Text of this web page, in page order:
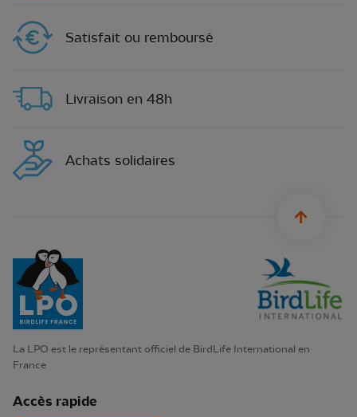
Satisfait ou remboursé
Livraison en 48h
Achats solidaires
La LPO est le représentant officiel de BirdLife International en
France
Accès rapide